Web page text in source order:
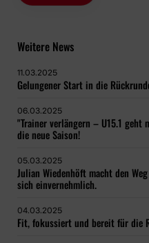
Weitere News
11.03.2025
Gelungener Start in die
06.03.2025
"Trainer verlängern – U15.1
die neue Saison!
05.03.2025
Julian Wiedenhöft macht den
sich einvernehmlich.
04.03.2025
Fit, fokussiert und bereit für die